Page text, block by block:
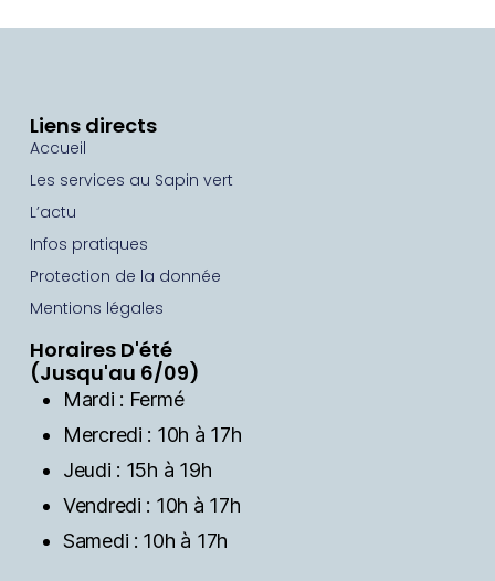
Liens directs
Accueil
Les services au Sapin vert
L’actu
Infos pratiques
Protection de la donnée
Mentions légales
Horaires D'été
(Jusqu'au 6/09)
Mardi : Fermé
Mercredi : 10h à 17h
Jeudi : 15h à 19h
Vendredi : 10h à 17h
Samedi : 10h à 17h